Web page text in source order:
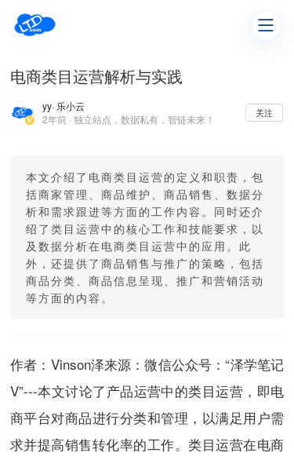
电商类目运营解析与实践
yy· 乐小云
2年前 · 独立站点，数据私有，智链未来！
关注
本文介绍了电商类目运营的定义和职责，包
括商家管理、商品维护、商品销售、数据分
析和需求跟进等方面的工作内容。同时还介
绍了类目运营中的核心工作和技能要求，以
及数据分析在电商类目运营中的应用。此
外，还提供了商品销售与推广的策略，包括
商品分类、商品信息呈现、推广和营销活动
等方面的内容。
作者：Vinson泽来源：微信公众号：“泽学笔记
V”---本文讨论了产品运营中的类目运营，即电
商平台对商品进行分类和管理，以满足用户需
求并提高销售转化率的工作。类目运营在电商